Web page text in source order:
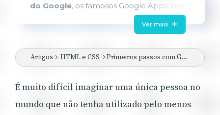
do Google, os famosos Google Apps, bem
como os scripts da linguagem que o
mesmo disponibiliza,baseada em
regras e aplicações online. O leitor verá
personalizada, consumir os serviços mais
praticar via exemplos práticos a forma
Ver mais
Artigos HTML e CSS Primeiros passos com Google Apps Script
É muito difícil imaginar uma única pessoa no
mundo que não tenha utilizado pelo menos